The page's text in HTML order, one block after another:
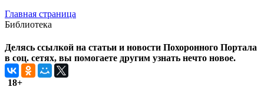
Главная страница
Библиотека
Делясь ссылкой на статьи и новости Похоронного Портала
в соц. сетях, вы помогаете другим узнать нечто новое.
18+